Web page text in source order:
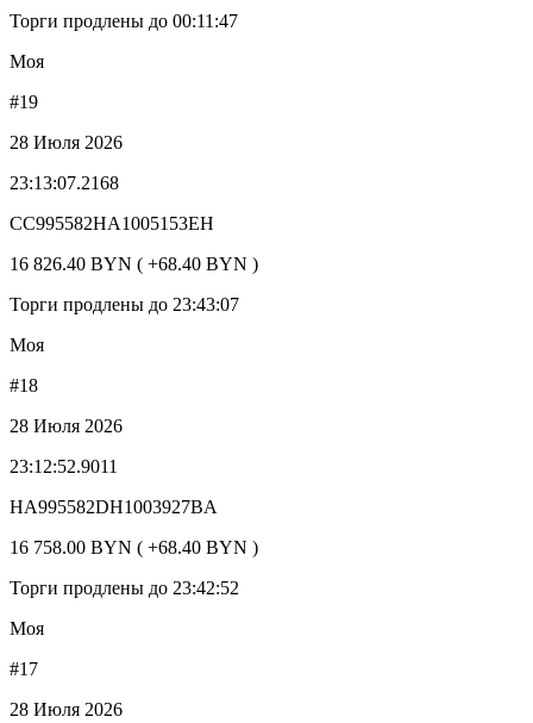
Торги продлены до 00:11:47
Моя
#19
28 Июля 2026
23:13:07.2168
CC995582HA1005153EH
16 826.40 BYN ( +68.40 BYN )
Торги продлены до 23:43:07
Моя
#18
28 Июля 2026
23:12:52.9011
HA995582DH1003927BA
16 758.00 BYN ( +68.40 BYN )
Торги продлены до 23:42:52
Моя
#17
28 Июля 2026